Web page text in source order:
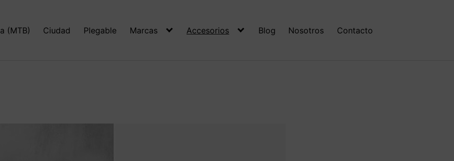
(MTB) Ciudad Plegable Marcas Accesorios Blog Nosotros Contacto